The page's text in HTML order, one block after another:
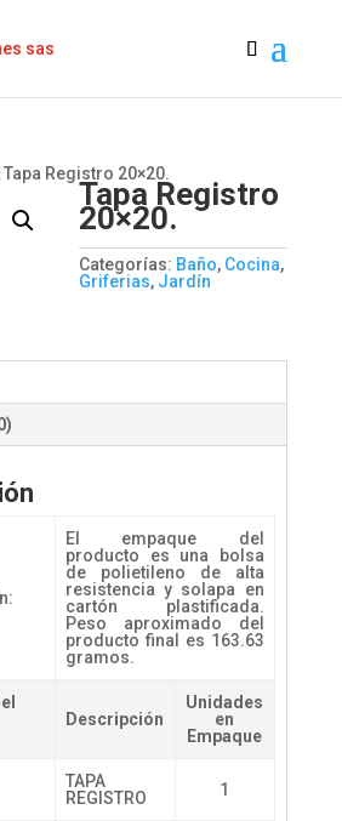
Tapa Registro 20×20.
Tapa Registro
20×20.
Categorías: Baño, Cocina,
Griferias, Jardín
El empaque del
producto es una bolsa
de polietileno de alta
resistencia y solapa en
cartón plastificada.
Peso aproximado del
producto final es 163.63
gramos.
Descripción
Unidades
en
Empaque
TAPA
REGISTRO
1